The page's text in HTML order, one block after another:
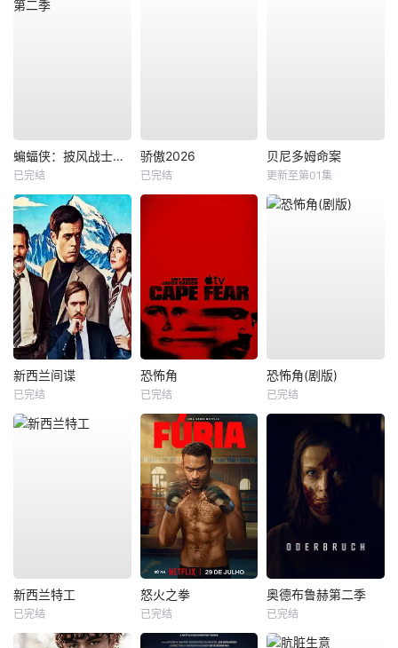
蝙蝠侠：披风战士第二季
已完结
骄傲2026
已完结
贝尼多姆命案
更新至第01集
新西兰间谍
已完结
恐怖角
已完结
恐怖角(剧版)
已完结
新西兰特工
已完结
怒火之拳
已完结
奥德布鲁赫第二季
已完结